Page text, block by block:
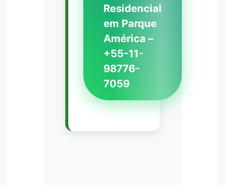
Residencial
em Parque
América –
+55-11-
98776-
7059